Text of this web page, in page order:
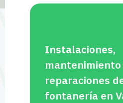
Instalaciones,
mantenimiento
reparaciones
fontanería en